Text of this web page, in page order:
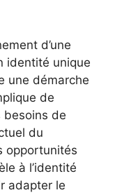
d’une
identité unique
une démarche
de
besoins de
du
opportunités
à l’identité
adapter le